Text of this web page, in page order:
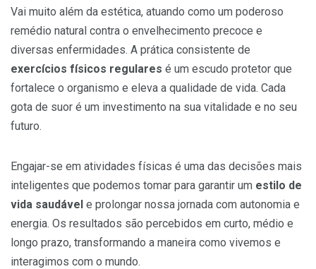
Vai muito além da estética, atuando como um poderoso
remédio natural contra o envelhecimento precoce e
diversas enfermidades. A prática consistente de
exercícios físicos regulares é um escudo protetor que
fortalece o organismo e eleva a qualidade de vida. Cada
gota de suor é um investimento na sua vitalidade e no seu
futuro.
Engajar-se em atividades físicas é uma das decisões mais
inteligentes que podemos tomar para garantir um estilo de
vida saudável e prolongar nossa jornada com autonomia e
energia. Os resultados são percebidos em curto, médio e
longo prazo, transformando a maneira como vivemos e
interagimos com o mundo.